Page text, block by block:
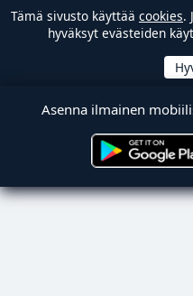
Tämä sivusto käyttää cookies.
hyväksyt evästeiden
Asenna ilmainen